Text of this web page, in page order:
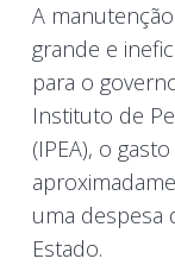
A
grande e
para o
Instituto de
(IPEA), o
uma despesa
Estado.